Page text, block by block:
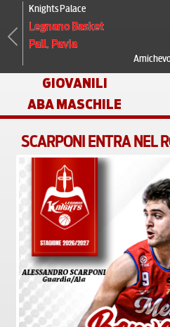
Knights Palace
Legnano Basket
Pall. Pavia
Previous
GIOVANILI
ABA MASCHILE
SCARPONI ENTRA NEL